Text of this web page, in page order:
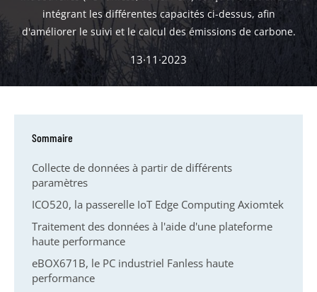
intégrant les différentes capacités ci-dessus, afin
d'améliorer le suivi et le calcul des émissions de carbone.
13·11·2023
Sommaire
Collecte de données à partir de différents
paramètres
ICO520, la passerelle IoT Edge Computing Axiomtek
Traitement des données à l'aide d'une plateforme
haute performance
eBOX671B, le PC industriel Fanless haute
performance